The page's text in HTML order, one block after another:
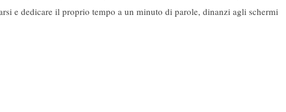
e dedicare il proprio tempo a un minuto di parole, dinanzi agli schermi